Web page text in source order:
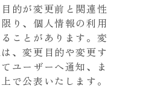
的が変更前と関連性
り、個人情報の利用
ことがあります。変
、変更目的や変更す
ユーザーへ通知、ま
で公表いたします。